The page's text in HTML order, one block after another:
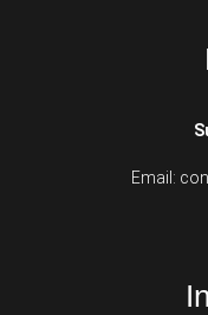
Email: